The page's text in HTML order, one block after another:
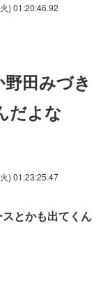
) 01:20:46.92
田みづき
だよな
) 01:23:25.47
とかも出てくん